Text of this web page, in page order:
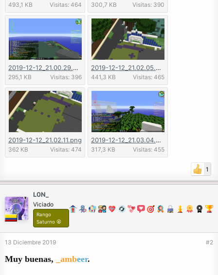
493,1 KB Visitas: 464 300,7 KB Visitas: 390
2019-12-12_21.00.29.png
295,1 KB Visitas: 396
2019-12-12_21.02.05.png
441,3 KB Visitas: 465
2019-12-12_21.02.11.png
362 KB Visitas: 474
2019-12-12_21.03.04.png
317,3 KB Visitas: 455
1
L0N_
Viciado
Rango
Saturno ⦿
13 Diciembre 2019 #2
Muy buenas, _ambeer.